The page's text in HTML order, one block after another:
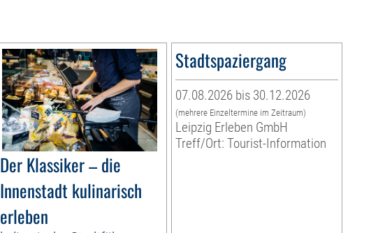
Der Klassiker – die
Innenstadt kulinarisch
erleben
Stadtspaziergang
07.08.2026 bis 30.12.2026
(mehrere Einzeltermine im Zeitraum)
Leipzig Erleben GmbH
Treff/Ort: Tourist-Information